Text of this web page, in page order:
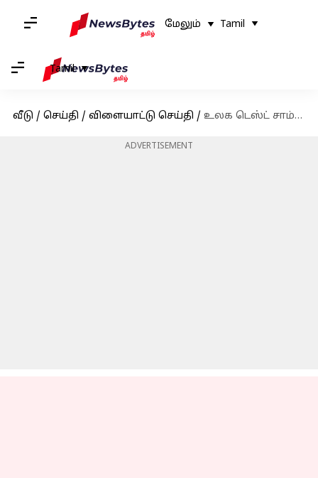
மேலும் Tamil
Tamil
வீடு / செய்தி / விளையாட்டு செய்தி / உலக டெஸ்ட் சாம்பியன்ஷிப்பில் அதிக ரன் குவித்த இந்திய வீரர்; கேப்டன் ஷுப்மன் கில் சாதனை
ADVERTISEMENT